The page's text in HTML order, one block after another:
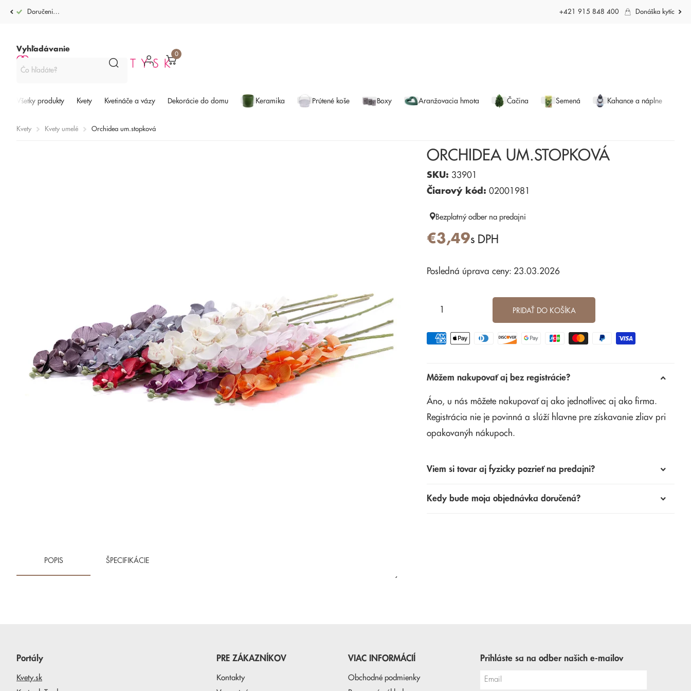
Doručenie po celej SR od 4,99€ +421 915 848 400 Donáška kytíc
Vyhľadávanie
0
Všetky produkty Kvety Kvetináče a vázy Dekorácie do domu Keramika Prútené koše Boxy Aranžovacia hmota Čačina Semená Kahance a náplne
Kvety Kvety umelé Orchidea um.stopková
ORCHIDEA UM.STOPKOVÁ
SKU: 33901
Čiarový kód: 02001981
Bezplatný odber na predajni
€3,49s DPH
Posledná úprava ceny: 23.03.2026
PRIDAŤ DO KOŠÍKA
Môžem nakupovať aj bez registrácie?
Áno, u nás môžete nakupovať aj ako jednotlivec aj ako firma.
Registrácia nie je povinná a slúží hlavne pre získavanie zliav pri
opakovanýh nákupoch.
Viem si tovar aj fyzicky pozrieť na predajni?
Kedy bude moja objednávka doručená?
POPIS ŠPECIFIKÁCIE
Portály
Kvety.sk
PRE ZÁKAZNÍKOV
Kontakty
VIAC INFORMÁCIÍ
Obchodné podmienky
Prihláste sa na odber našich e-mailov